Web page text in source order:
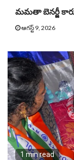
మమతా బెనర్జీ
ఆగస్ట్ 9, 2026
1 min read